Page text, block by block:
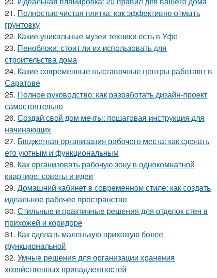
21. Полностью чистая плитка: как эффективно отмыть
грунтовку
22. Какие уникальные музеи техники есть в Уфе
23. Пеноблоки: стоит ли их использовать для
строительства дома
24. Какие современные выставочные центры работают в
Саратове
25. Полное руководство: как разработать дизайн-проект
самостоятельно
26. Создай свой дом мечты: пошаговая инструкция для
начинающих
27. Бюджетная организация рабочего места: как сделать
его уютным и функциональным
28. Как организовать рабочую зону в однокомнатной
квартире: советы и идеи
29. Домашний кабинет в современном стиле: как создать
идеальное рабочее пространство
30. Стильные и практичные решения для отделок стен в
прихожей и коридоре
31. Как сделать маленькую прихожую более
функциональной
32. Умные решения для организации хранения
хозяйственных принадлежностей